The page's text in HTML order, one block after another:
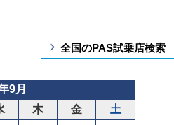
全国のPAS試乗店検索
9月
木 金
土